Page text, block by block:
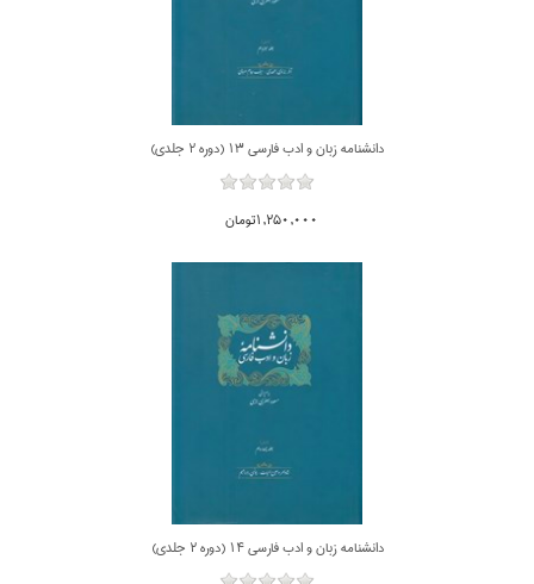
دانشنامه زبان و ادب فارسي 13 (دوره 2 جلدي)
1,250,000تومان
دانشنامه زبان و ادب فارسي 14 (دوره 2 جلدي)